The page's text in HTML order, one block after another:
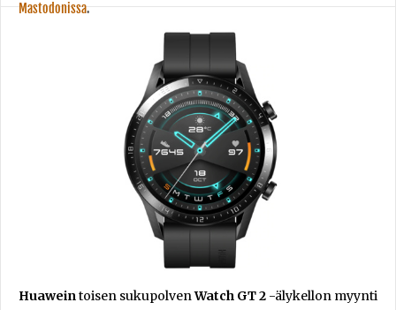
Mastodonissa.
Huaweintoisen sukupolvenWatch GT 2 -älykellon myynti